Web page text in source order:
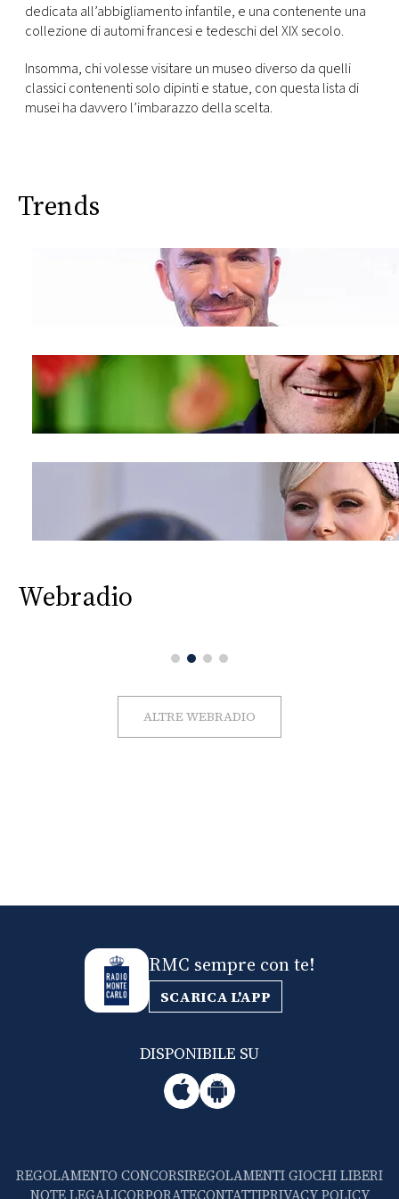
dedicata all’abbigliamento infantile, e una contenente una
collezione di automi francesi e tedeschi del XIX secolo.
Insomma, chi volesse visitare un museo diverso da quelli
classici contenenti solo dipinti e statue, con questa lista di
musei ha davvero l’imbarazzo della scelta.
Trends
Webradio
ALTRE WEBRADIO
RMC sempre con te!
SCARICA L'APP
DISPONIBILE SU
REGOLAMENTO CONCORSIREGOLAMENTI GIOCHI LIBERI
NOTE LEGALICORPORATECONTATTIPRIVACY POLICY